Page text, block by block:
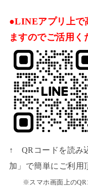
●LINEアプリ上で
ますのでご活用く
↑ QRコードを読み
加」で簡単にご利用
※スマホ画面上のQRコ